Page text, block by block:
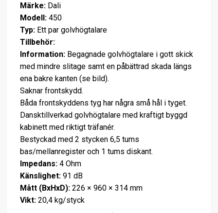
Märke: Dali
Modell: 450
Typ: Ett par golvhögtalare
Tillbehör:
Information: Begagnade golvhögtalare i gott skick
med mindre slitage samt en påbättrad skada längs
ena bakre kanten (se bild).
Saknar frontskydd.
Båda frontskyddens tyg har några små hål i tyget.
Dansktillverkad golvhögtalare med kraftigt byggd
kabinett med riktigt träfanér.
Bestyckad med 2 stycken 6,5 tums
bas/mellanregister och 1 tums diskant.
Impedans: 4 Ohm
Känslighet: 91 dB
Mått (BxHxD): 226 × 960 × 314 mm
Vikt: 20,4 kg/styck